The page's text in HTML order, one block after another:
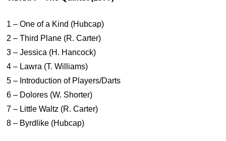
1 – One of a Kind (Hubcap)
2 – Third Plane (R. Carter)
3 – Jessica (H. Hancock)
4 – Lawra (T. Williams)
5 – Introduction of Players/Darts
6 – Dolores (W. Shorter)
7 – Little Waltz (R. Carter)
8 – Byrdlike (Hubcap)